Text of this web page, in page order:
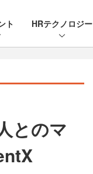
ト HRテクノロジー
とのマ